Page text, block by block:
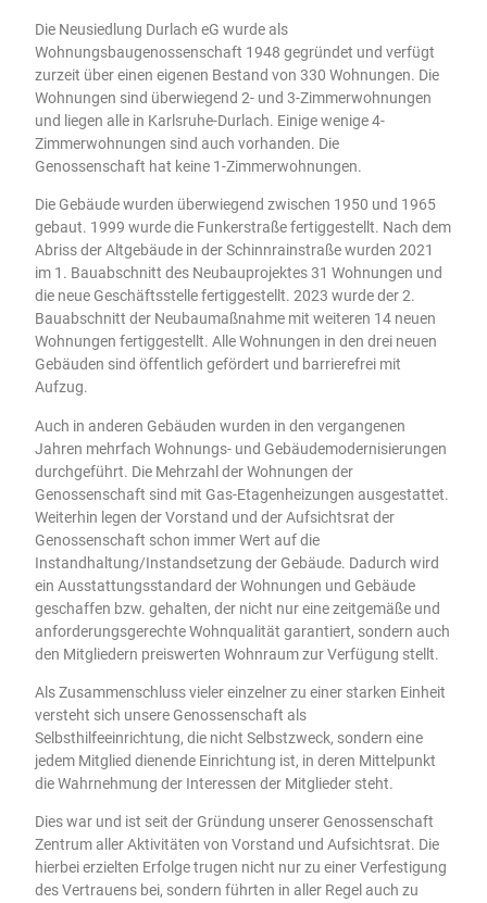
Die Neusiedlung Durlach eG wurde als
Wohnungsbaugenossenschaft 1948 gegründet und verfügt
zurzeit über einen eigenen Bestand von 330 Wohnungen. Die
Wohnungen sind überwiegend 2- und 3-Zimmerwohnungen
und liegen alle in Karlsruhe-Durlach. Einige wenige 4-
Zimmerwohnungen sind auch vorhanden. Die
Genossenschaft hat keine 1-Zimmerwohnungen.
Die Gebäude wurden überwiegend zwischen 1950 und 1965
gebaut. 1999 wurde die Funkerstraße fertiggestellt. Nach dem
Abriss der Altgebäude in der Schinnrainstraße wurden 2021
im 1. Bauabschnitt des Neubauprojektes 31 Wohnungen und
die neue Geschäftsstelle fertiggestellt. 2023 wurde der 2.
Bauabschnitt der Neubaumaßnahme mit weiteren 14 neuen
Wohnungen fertiggestellt. Alle Wohnungen in den drei neuen
Gebäuden sind öffentlich gefördert und barrierefrei mit
Aufzug.
Auch in anderen Gebäuden wurden in den vergangenen
Jahren mehrfach Wohnungs- und Gebäudemodernisierungen
durchgeführt. Die Mehrzahl der Wohnungen der
Genossenschaft sind mit Gas-Etagenheizungen ausgestattet.
Weiterhin legen der Vorstand und der Aufsichtsrat der
Genossenschaft schon immer Wert auf die
Instandhaltung/Instandsetzung der Gebäude. Dadurch wird
ein Ausstattungsstandard der Wohnungen und Gebäude
geschaffen bzw. gehalten, der nicht nur eine zeitgemäße und
anforderungsgerechte Wohnqualität garantiert, sondern auch
den Mitgliedern preiswerten Wohnraum zur Verfügung stellt.
Als Zusammenschluss vieler einzelner zu einer starken Einheit
versteht sich unsere Genossenschaft als
Selbsthilfeeinrichtung, die nicht Selbstzweck, sondern eine
jedem Mitglied dienende Einrichtung ist, in deren Mittelpunkt
die Wahrnehmung der Interessen der Mitglieder steht.
Dies war und ist seit der Gründung unserer Genossenschaft
Zentrum aller Aktivitäten von Vorstand und Aufsichtsrat. Die
hierbei erzielten Erfolge trugen nicht nur zu einer Verfestigung
des Vertrauens bei, sondern führten in aller Regel auch zu